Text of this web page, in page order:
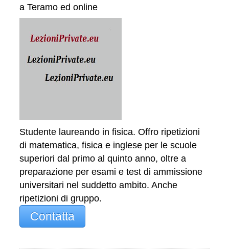
a Teramo ed online
Studente laureando in fisica. Offro ripetizioni
di matematica, fisica e inglese per le scuole
superiori dal primo al quinto anno, oltre a
preparazione per esami e test di ammissione
universitari nel suddetto ambito. Anche
ripetizioni di gruppo.
Contatta